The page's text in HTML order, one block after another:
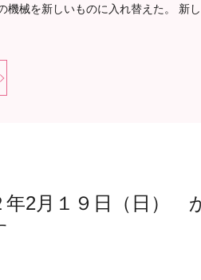
機械を新しいものに入れ替えた。
年2月１９日（日）